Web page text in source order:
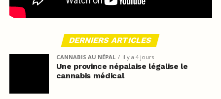
DERNIERS ARTICLES
CANNABIS AU NÉPAL il y a 4 jours
Une province népalaise légalise le
cannabis médical